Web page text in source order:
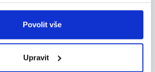
Povolit vše
Upravit
stroje –
/ řezačka ️ nástup